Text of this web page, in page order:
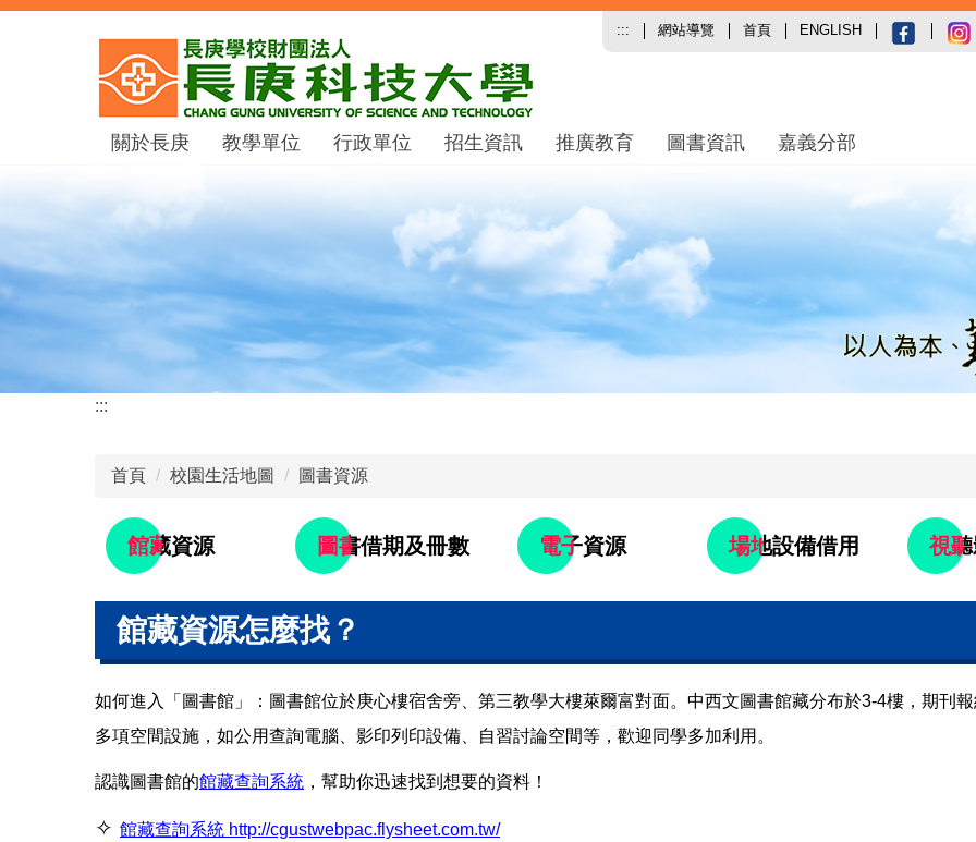
跳
::: 網站導覽 首頁 ENGLISH
關於長庚 教學單位 行政單位 招生資訊 推廣教育 圖書資訊 嘉義分部
:::
首頁 校園生活地圖 圖書資源
館藏資源 圖書借期及冊數 電子資源 場地設備借用 視
館藏資源怎麼找？
如何進入「圖書館」：圖書館位於庚心樓宿舍旁、第三教學大樓萊爾富對面。中西文圖書館藏分布於3-4樓，期刊
多項空間設施，如公用查詢電腦、影印列印設備、自習討論空間等，歡迎同學多加利用。
認識圖書館的館藏查詢系統 ，幫助你迅速找到想要的資料！
✧ 館藏查詢系統 http://cgustwebpac.flysheet.com.tw/